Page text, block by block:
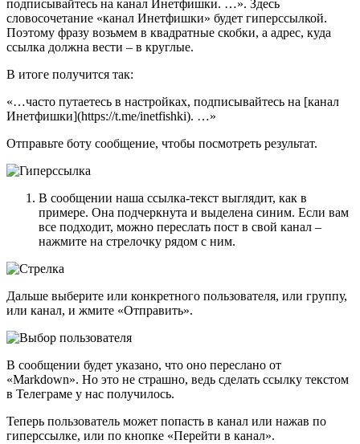
подписывайтесь на канал Инетфишки. …». Здесь
словосочетание «канал Инетфишки» будет гиперссылкой.
Поэтому фразу возьмем в квадратные скобки, а адрес, куда
ссылка должна вести – в круглые.
В итоге получится так:
«…часто путаетесь в настройках, подписывайтесь на [канал
Инетфишки](https://t.me/inetfishki). …»
Отправьте боту сообщение, чтобы посмотреть результат.
В сообщении наша ссылка-текст выглядит, как в
примере. Она подчеркнута и выделена синим. Если вам
все подходит, можно переслать пост в свой канал –
нажмите на стрелочку рядом с ним.
Дальше выберите или конкретного пользователя, или группу,
или канал, и жмите «Отправить».
В сообщении будет указано, что оно переслано от
«Markdown». Но это не страшно, ведь сделать ссылку текстом
в Телеграме у нас получилось.
Теперь пользователь может попасть в канал или нажав по
гиперссылке, или по кнопке «Перейти в канал».